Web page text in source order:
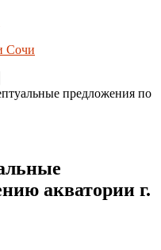
Сочи
предложения по
акватории г.